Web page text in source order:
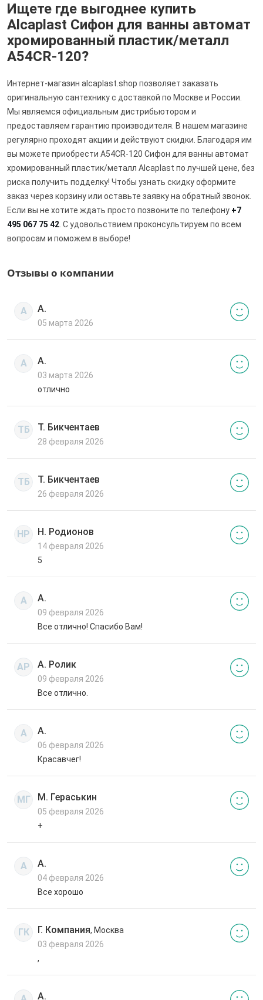
Ищете где выгоднее купить
Alcaplast Сифон для ванны автомат
хромированный пластик/металл
A54CR-120?
Интернет-магазин alcaplast.shop позволяет заказать
оригинальную сантехнику с доставкой по Москве и России.
Мы являемся официальным дистрибьютором и
предоставляем гарантию производителя. В нашем магазине
регулярно проходят акции и действуют скидки. Благодаря им
вы можете приобрести A54CR-120 Сифон для ванны автомат
хромированный пластик/металл Alcaplast по лучшей цене, без
риска получить подделку! Чтобы узнать скидку оформите
заказ через корзину или оставьте заявку на обратный звонок.
Если вы не хотите ждать просто позвоните по телефону +7
495 067 75 42 . С удовольствием проконсультируем по всем
вопросам и поможем в выборе!
Отзывы о компании
А А.
05 марта 2026
А А.
03 марта 2026
отлично
ТБ Т. Бикчентаев
28 февраля 2026
ТБ Т. Бикчентаев
26 февраля 2026
НР Н. Родионов
14 февраля 2026
5
А А.
09 февраля 2026
Все отлично! Спасибо Вам!
АР А. Ролик
09 февраля 2026
Все отлично.
А А.
06 февраля 2026
Красавчег!
МГ М. Гераськин
05 февраля 2026
+
А А.
04 февраля 2026
Все хорошо
ГК Г. Компания, Москва
03 февраля 2026
,
А.